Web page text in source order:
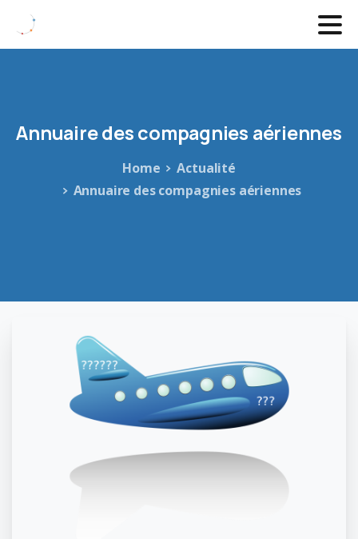
Annuairedescompagnies aériennes
Home
Actualité
Annuaire des compagnies aériennes